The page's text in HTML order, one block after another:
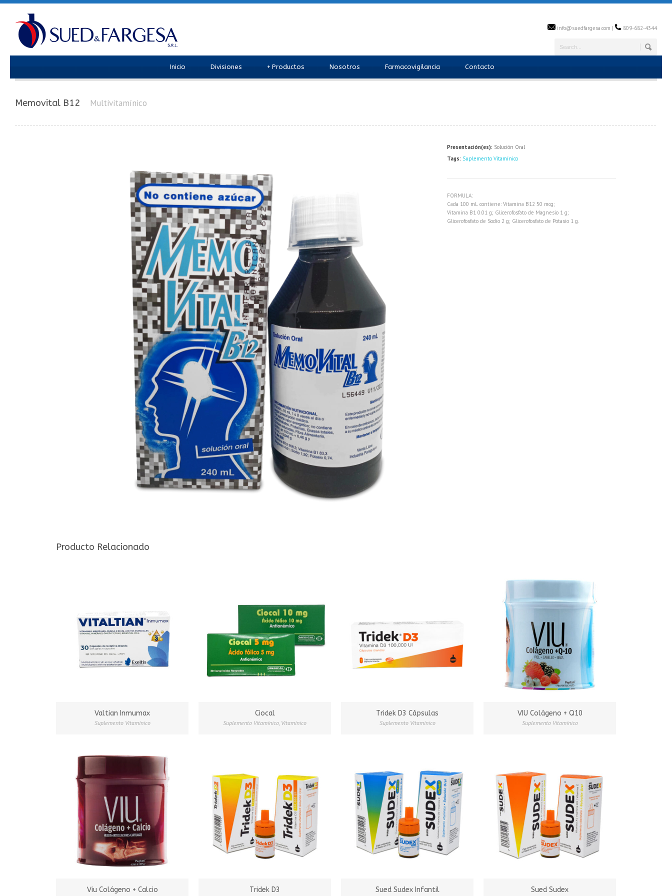
info@suedfargesa.com | 809-682-4344
Inicio Divisiones Productos
+ Nosotros Farmacovigilancia Contacto
Memovital B12 Multivitamínico
Presentación(es): Solución Oral
Tags: Suplemento Vitamínico
FORMULA:
Cada 100 mL contiene: Vitamina B12 50 mcg;
Vitamina B1 0.01 g; Glicerofosfato de Magnesio 1 g;
Glicerofosfato de Sodio 2 g; Glicerofosfato de Potasio 1 g.
Producto Relacionado
Valtian Inmumax
Suplemento Vitamínico
Ciocal
Suplemento Vitamínico Vitamínico
Tridek D3 Cápsulas
Suplemento Vitamínico
VIU Colágeno + Q10
Suplemento Vitamínico
Viu Colágeno + Calcio Tridek D3 Sued Sudex Infantil Sued Sudex